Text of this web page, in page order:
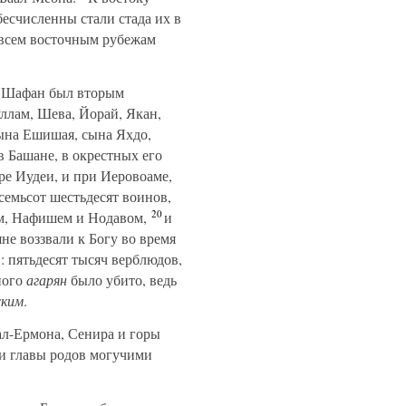
стали стада их в
восточным рубежам
был вторым
Шева, Йорай, Якан,
Ешишая, сына Яхдо,
в окрестных его
Иудеи, и при Иеровоаме,
шестьдесят воинов,
Нафишем и Нодавом, 20и
воззвали к Богу во время
тысяч верблюдов,
агарянбыло убито, ведь
.
Ермона, Сенира и горы
родов могучими